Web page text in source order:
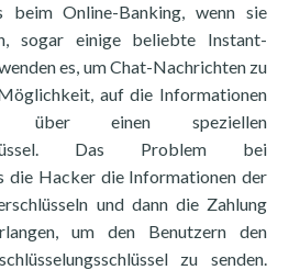
beim Online-Banking, wenn sie
sogar einige beliebte Instant-
es, um Chat-Nachrichten zu
auf die Informationen
über einen speziellen
Das Problem bei
die Hacker die Informationen der
und dann die Zahlung
um den Benutzern den
zu senden.